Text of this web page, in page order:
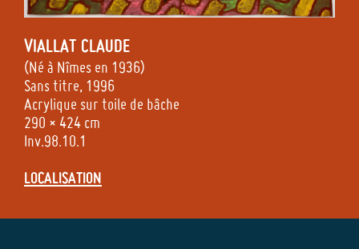
VIALLAT CLAUDE
(Né à Nîmes en 1936)
Sans titre, 1996
Acrylique sur toile de bâche
290 × 424 cm
Inv.98.10.1
LOCALISATION